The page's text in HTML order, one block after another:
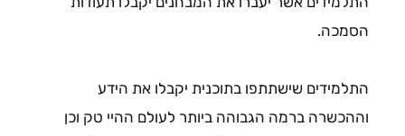
הסמכה.
התלמידים שישתתפו בתוכנית יקבלו את הידע
וההכשרה ברמה הגבוהה ביותר לעולם ההיי טק וכן